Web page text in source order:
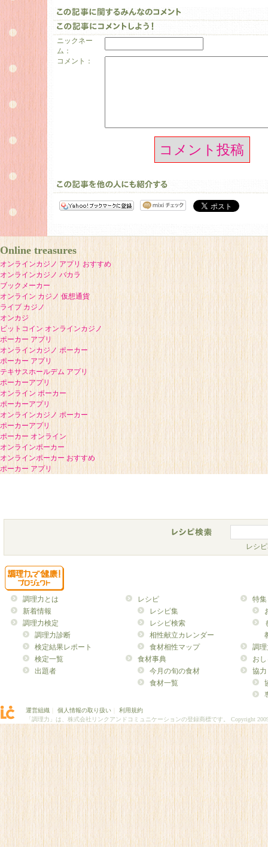
ニックネー
ム：
コメント：
コメント投稿
Online treasures
オンラインカジノ アプリ おすすめ
オンラインカジノ バカラ
ブックメーカー
オンライン カジノ 仮想通貨
ライブ カジノ
オンカジ
ビットコイン オンラインカジノ
ポーカー アプリ
オンラインカジノ ポーカー
ポーカー アプリ
テキサスホールデム アプリ
ポーカーアプリ
オンライン ポーカー
ポーカーアプリ
オンラインカジノ ポーカー
ポーカーアプリ
ポーカー オンライン
オンラインポーカー
オンラインポーカー おすすめ
ポーカー アプリ
レシ
調理力とは
新着情報
調理力検定
調理力診断
検定結果レポート
検定一覧
出題者
レシピ
レシピ集
レシピ検索
相性献立カレンダー
食材相性マップ
食材事典
今月の旬の食材
食材一覧
特集
調
お
協力
運営組織 個人情報の取り扱い
利用規約
「調理力」は、株式会社リンクアンドコミュニケーションの登録商標です。 Copyright